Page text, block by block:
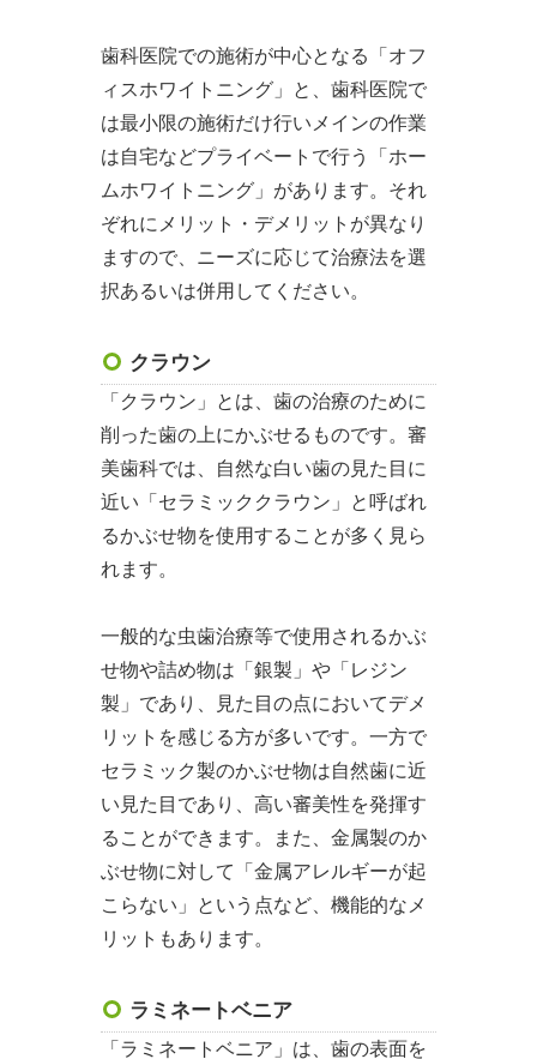
歯科医院での施術が中心となる「オフ
ィスホワイトニング」と、歯科医院で
は最小限の施術だけ行いメインの作業
は自宅などプライベートで行う「ホー
ムホワイトニング」があります。それ
ぞれにメリット・デメリットが異なり
ますので、ニーズに応じて治療法を選
択あるいは併用してください。
クラウン
「クラウン」とは、歯の治療のために
削った歯の上にかぶせるものです。審
美歯科では、自然な白い歯の見た目に
近い「セラミッククラウン」と呼ばれ
るかぶせ物を使用することが多く見ら
れます。
一般的な虫歯治療等で使用されるかぶ
せ物や詰め物は「銀製」や「レジン
製」であり、見た目の点においてデメ
リットを感じる方が多いです。一方で
セラミック製のかぶせ物は自然歯に近
い見た目であり、高い審美性を発揮す
ることができます。また、金属製のか
ぶせ物に対して「金属アレルギーが起
こらない」という点など、機能的なメ
リットもあります。
ラミネートベニア
「ラミネートベニア」は、歯の表面を